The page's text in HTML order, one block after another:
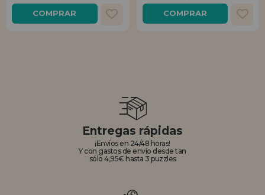
COMPRAR COMPRAR
Entregas rápidas
¡Envíos en 24/48 horas!
Y con gastos de envío desde tan
sólo 4,95€ hasta 3 puzzles